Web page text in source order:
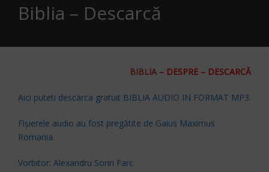
Biblia – Descarcă
BIBLIA – DESPRE – DESCARCĂ
Aici puteti descarca gratuit BIBLIA AUDIO IN FORMAT MP3.
Fişierele audio au fost pregătite de Gaius Maximus
Romania.
Vorbitor: Alexandru Sorin Farc